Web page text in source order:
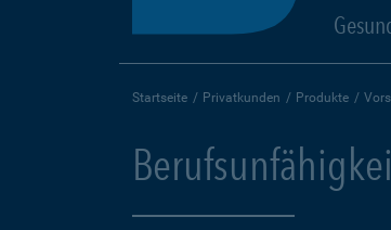
Startseite Privatkunden Produkte